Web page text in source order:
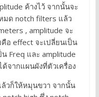
ค้างไว้ จากนั้นจะ
มด notch filters แล้ว
, amplitude จะ
อ effect จะเปลี่ยนเป็น
Freq และ amplitude
ด้จากแผนผังที่ตัวเครื่อง
ล้วก็ให้หมุนขวา จากนั้น